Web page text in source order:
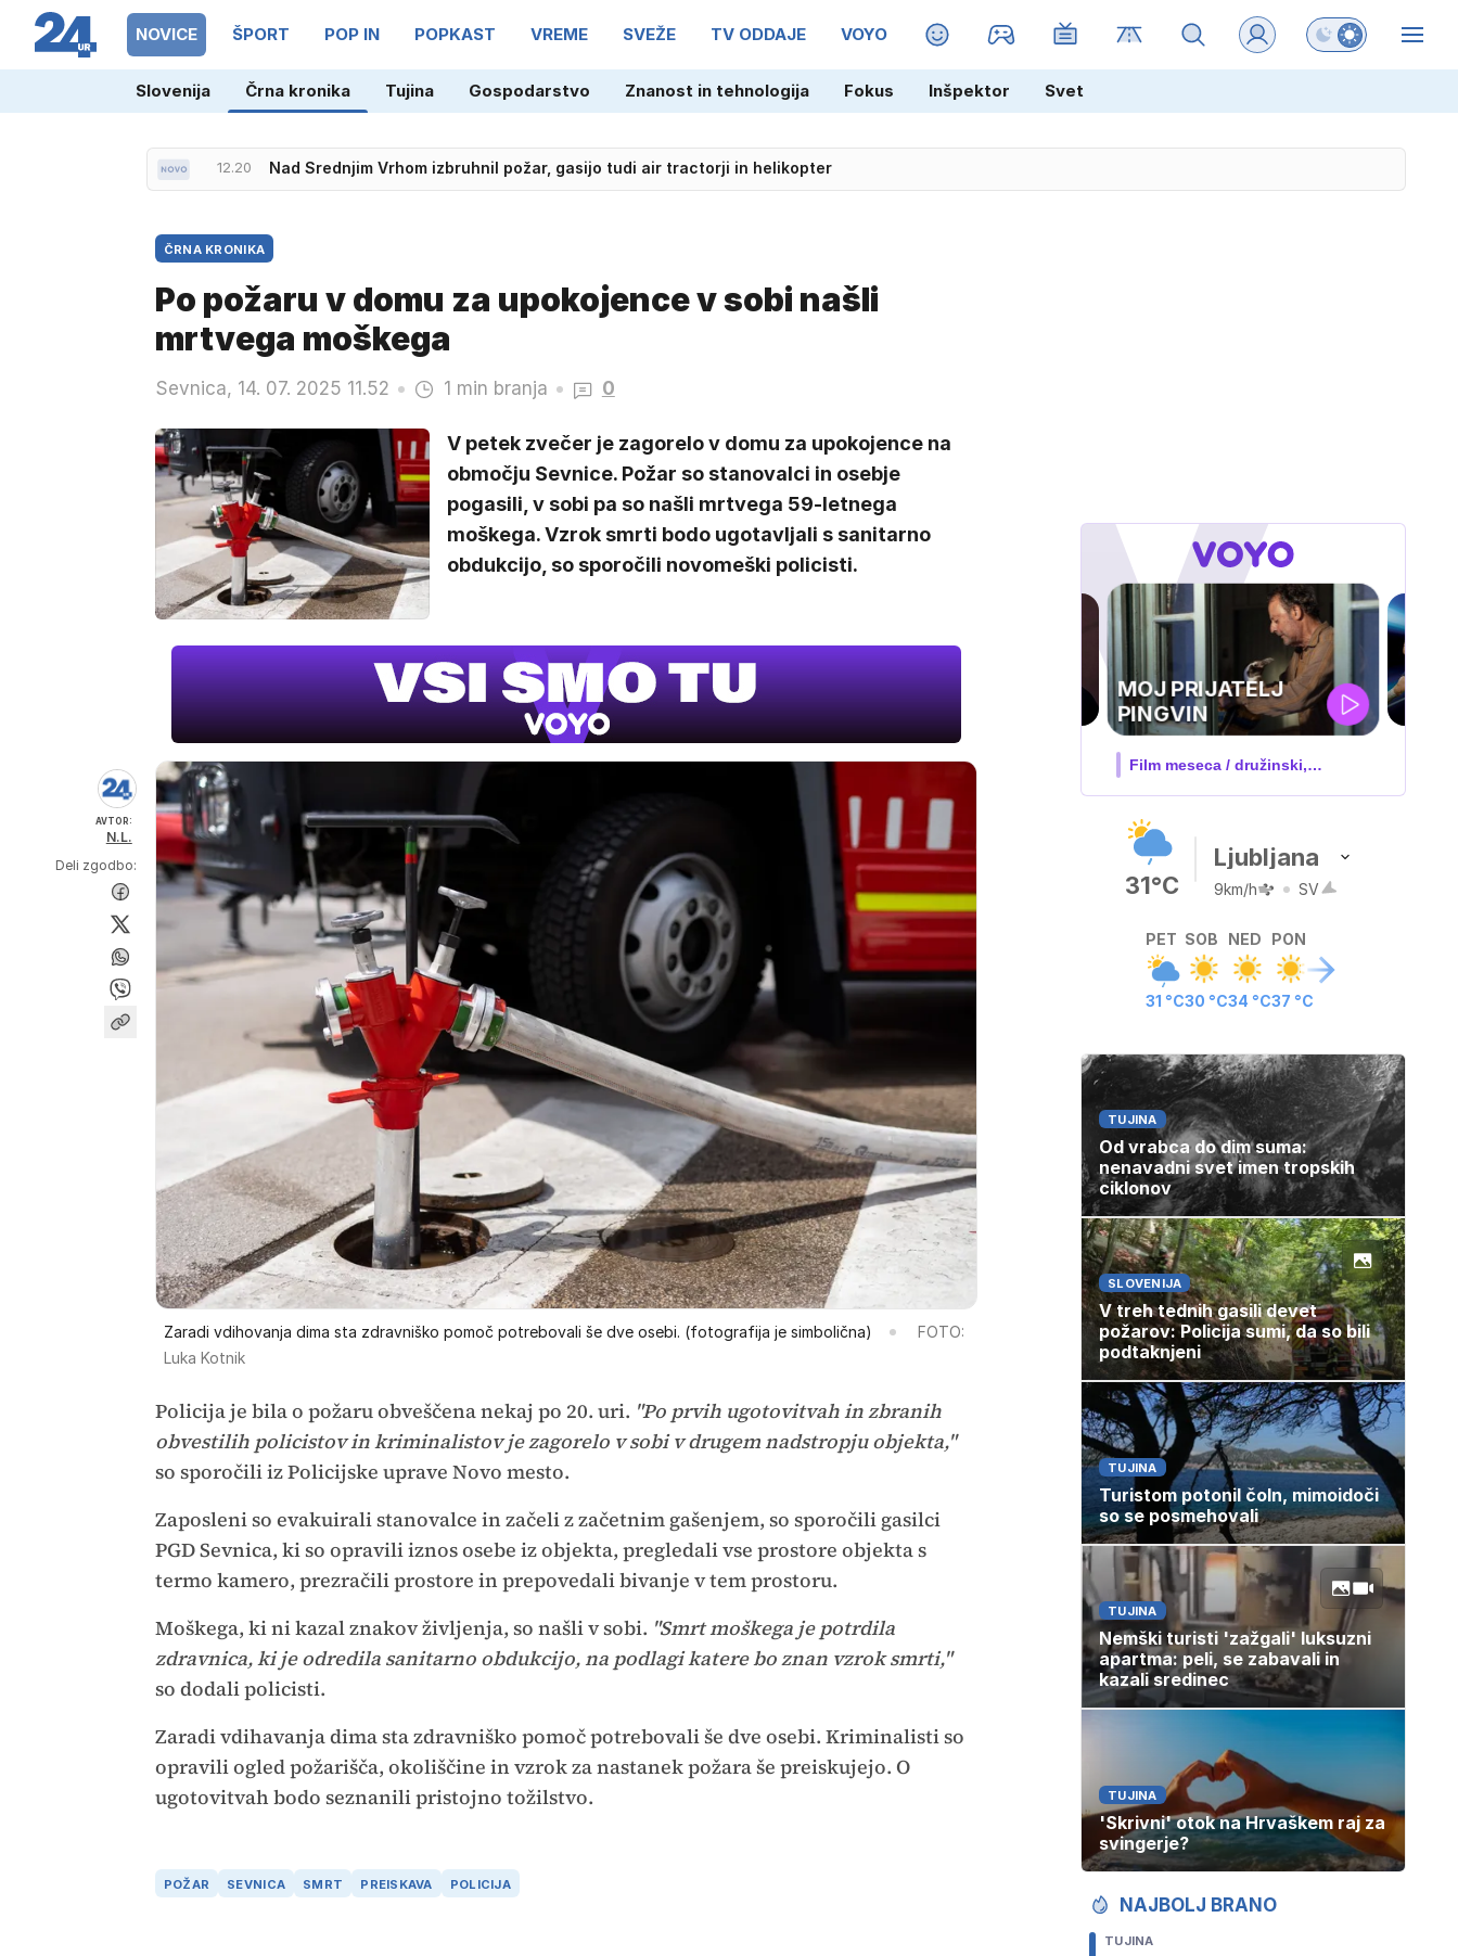
NOVICE ŠPORT POP IN POPKAST VREME SVEŽE TV ODDAJE VOYO MAGAZIN Preklopi barvni
Slovenija Črna kronika Tujina Gospodarstvo Znanost in tehnologija Fokus Inšpektor Svet
12.20 Nad Srednjim Vrhom izbruhnil požar, gasijo tudi air tractorji in helikopter
ČRNA KRONIKA
Po požaru v domu za upokojence v sobi našli
mrtvega moškega
Sevnica, 14. 07. 2025 11.52 1 min branja 0
V petek zvečer je zagorelo v domu za upokojence na
območju Sevnice. Požar so stanovalci in osebje
pogasili, v sobi pa so našli mrtvega 59-letnega
moškega. Vzrok smrti bodo ugotavljali s sanitarno
obdukcijo, so sporočili novomeški policisti.
AVTOR:
N.L.
Deli zgodbo:
Zaradi vdihovanja dima sta zdravniško pomoč potrebovali še dve osebi. (fotografija je simbolična)
FOTO:
Luka Kotnik
Policija je bila o požaru obveščena nekaj po 20. uri. "Po prvih ugotovitvah in zbranih
obvestilih policistov in kriminalistov je zagorelo v sobi v drugem nadstropju objekta,"
so sporočili iz Policijske uprave Novo mesto.
Zaposleni so evakuirali stanovalce in začeli z začetnim gašenjem, so sporočili gasilci
PGD Sevnica, ki so opravili iznos osebe iz objekta, pregledali vse prostore objekta s
termo kamero, prezračili prostore in prepovedali bivanje v tem prostoru.
Moškega, ki ni kazal znakov življenja, so našli v sobi. "Smrt moškega je potrdila
zdravnica, ki je odredila sanitarno obdukcijo, na podlagi katere bo znan vzrok smrti,"
so dodali policisti.
Zaradi vdihavanja dima sta zdravniško pomoč potrebovali še dve osebi. Kriminalisti so
opravili ogled požarišča, okoliščine in vzrok za nastanek požara še preiskujejo. O
ugotovitvah bodo seznanili pristojno tožilstvo.
POŽAR SEVNICA SMRT PREISKAVA POLICIJA
Film meseca / družinski,
UEFA
SUPERPOKAL
V živo na VOYO: sreda ob 20.30
31°C
Ljubljana
9km/h SV
PET
31 °C
SOB
30 °C
NED
34 °C
PON
37 °C
TUJINA
Od vrabca do dim suma:
nenavadni svet imen tropskih
ciklonov
SLOVENIJA
V treh tednih gasili devet
požarov: Policija sumi, da so bili
podtaknjeni
TUJINA
Turistom potonil čoln, mimoidoči
so se posmehovali
TUJINA
Nemški turisti 'zažgali' luksuzni
apartma: peli, se zabavali in
kazali sredinec
TUJINA
'Skrivni' otok na Hrvaškem raj za
svingerje?
NAJBOLJ BRANO
TUJINA